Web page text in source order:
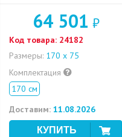
64 501 ₽
Код товара: 24182
Размеры: 170 х 75
Комплектация
170 см
Доставим: 11.08.2026